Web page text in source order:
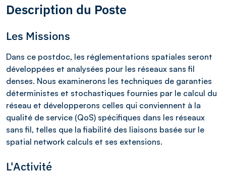
Description du Poste
Les Missions
Dans ce postdoc, les réglementations spatiales seront
développées et analysées pour les réseaux sans fil
denses. Nous examinerons les techniques de garanties
déterministes et stochastiques fournies par le calcul du
réseau et développerons celles qui conviennent à la
qualité de service (QoS) spécifiques dans les réseaux
sans fil, telles que la fiabilité des liaisons basée sur le
spatial network calculs et ses extensions.
L'Activité